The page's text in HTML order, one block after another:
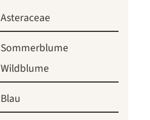
Asteraceae
Sommerblume
Wildblume
Blau